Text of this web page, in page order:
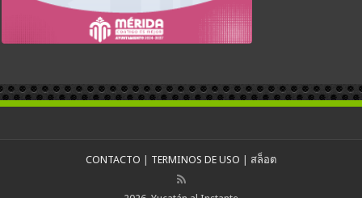
CONTACTO TERMINOS DE USO สล็อต